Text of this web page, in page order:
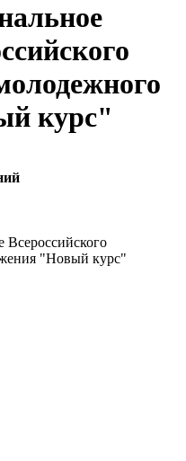
курс"
Всероссийского
"Новый курс"